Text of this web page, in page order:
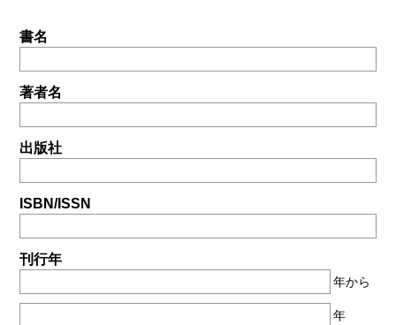
書名
著者名
出版社
ISBN/ISSN
刊行年
年から
年